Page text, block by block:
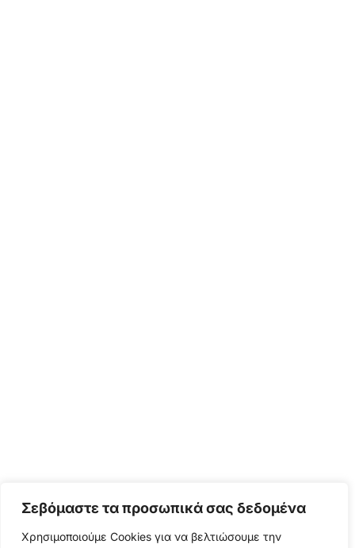
Σεβόμαστε τα προσωπικά σας δεδομένα
Χρησιμοποιούμε Cookies για να βελτιώσουμε την